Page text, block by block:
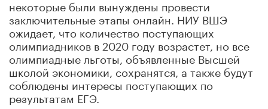
некоторые были вынуждены провести
заключительные этапы онлайн. НИУ ВШЭ
ожидает, что количество поступающих
олимпиадников в 2020 году возрастет, но все
олимпиадные льготы, объявленные Высшей
школой экономики, сохранятся, а также будут
соблюдены интересы поступающих по
результатам ЕГЭ.